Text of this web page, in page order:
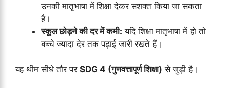
उनकी मातृभाषा में शिक्षा देकर सशक्त किया जा सकता
है।
स्कूल छोड़ने की दर में कमी: यदि शिक्षा मातृभाषा में हो तो
बच्चे ज्यादा देर तक पढ़ाई जारी रखते हैं।
यह थीम सीधे तौर पर SDG 4 (गुणवत्तापूर्ण शिक्षा) से जुड़ी है।